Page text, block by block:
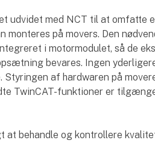
udvidet med NCT til at omfatte
monteres på movers. Den
i motormodulet, så de
bevares. Ingen
af hardwaren på
TwinCAT-funktioner er
at behandle og kontrollere